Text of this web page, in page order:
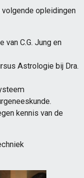
volgende opleidingen
C.G. Jung en
Astrologie bij Dra.
kennis van de